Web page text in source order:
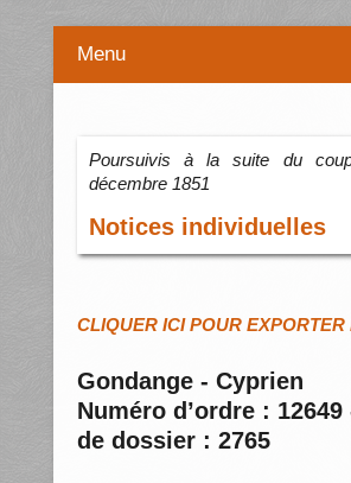
Menu
Poursuivis à la suite du
décembre 1851
Notices individuelles
CLIQUER ICI POUR EXPORTER
Gondange - Cyprien
Numéro d’ordre :
de dossier : 2765